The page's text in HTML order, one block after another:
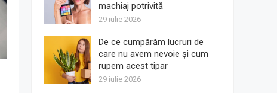
machiaj potrivită
29 iulie 2026
De ce cumpărăm lucruri de
care nu avem nevoie și cum
rupem acest tipar
29 iulie 2026